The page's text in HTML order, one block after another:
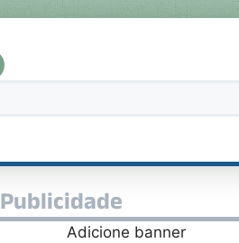
Publicidade
Adicione banner